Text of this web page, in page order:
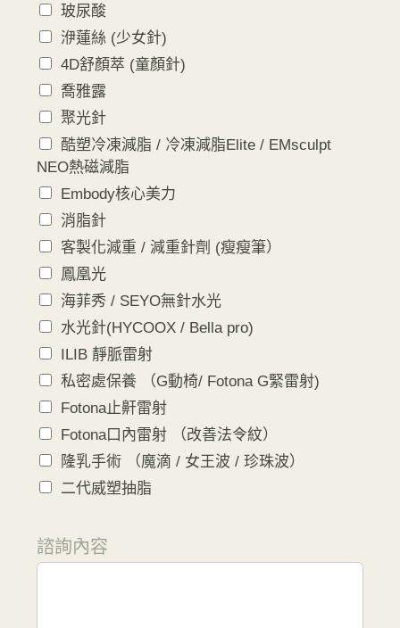
玻尿酸
洢蓮絲 (少女針)
4D舒顏萃 (童顏針)
喬雅露
聚光針
酷塑冷凍減脂 / 冷凍減脂Elite / EMsculpt
NEO熱磁減脂
Embody核心美力
消脂針
客製化減重 / 減重針劑 (瘦瘦筆）
鳳凰光
海菲秀 / SEYO無針水光
水光針(HYCOOX / Bella pro)
ILIB 靜脈雷射
私密處保養 （G動椅/ Fotona G緊雷射)
Fotona止鼾雷射
Fotona口內雷射 （改善法令紋）
隆乳手術 （魔滴 / 女王波 / 珍珠波）
二代威塑抽脂
諮詢內容